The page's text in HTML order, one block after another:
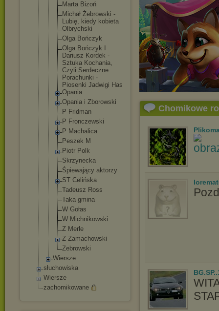
Marta Bizoń
Michał Żebrowski -
Lubię, kiedy kobieta
Olbrychski
Olga Bończyk
Olga Bończyk I
Dariusz Kordek -
Sztuka Kochania,
Czyli Serdeczne
Porachunki -
Piosenki Jadwigi Has
Opania
Opania i Zborowski
P Fridman
P Fronczewski
P Machalica
Peszek M
Piotr Polk
Skrzynecka
Śpiewający aktorzy
ST Celińska
Tadeusz Ross
Taka gmina
W Gołas
W Michnikowski
Z Merle
Z Zamachowski
Zebrowski
Wiersze
słuchowiska
Wiersze
zachomikowane
Chomikowe